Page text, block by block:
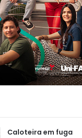
Caloteira em fuga